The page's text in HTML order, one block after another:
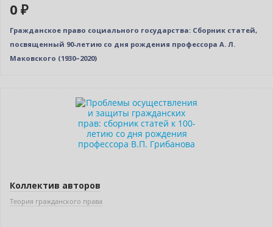
0 ₽
Гражданское право социального государства: Сборник статей,
посвященный 90-летию со дня рождения профессора А. Л.
Маковского (1930–2020)
Коллектив авторов
Теория гражданского права